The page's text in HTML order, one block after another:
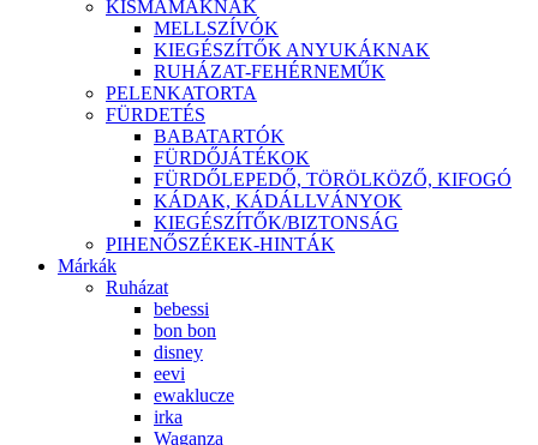
KISMAMÁKNAK
MELLSZÍVÓK
KIEGÉSZÍTŐK ANYUKÁKNAK
RUHÁZAT-FEHÉRNEMŰK
PELENKATORTA
FÜRDETÉS
BABATARTÓK
FÜRDŐJÁTÉKOK
FÜRDŐLEPEDŐ, TÖRÖLKÖZŐ, KIFOGÓ
KÁDAK, KÁDÁLLVÁNYOK
KIEGÉSZÍTŐK/BIZTONSÁG
PIHENŐSZÉKEK-HINTÁK
Márkák
Ruházat
bebessi
bon bon
disney
eevi
ewaklucze
irka
Waganza